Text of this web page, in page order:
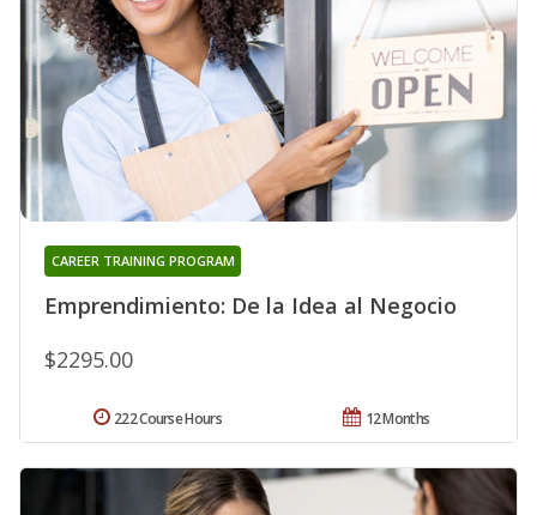
Emprendimiento: De la Idea al Negocio
CAREER TRAINING PROGRAM
$2295.00
12 Months
222 Course Hours